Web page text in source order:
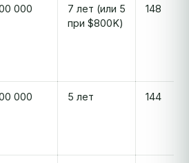
000
7 лет (или 5
при $800K)
148
000 5 лет 144